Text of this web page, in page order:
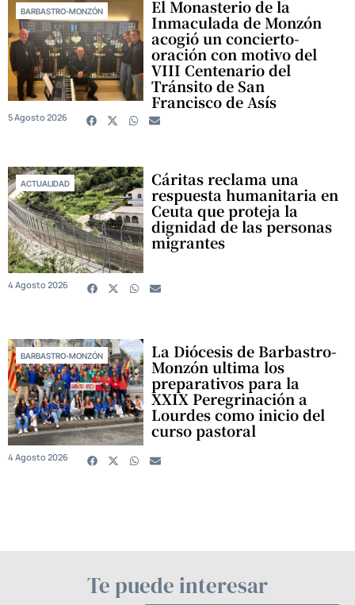
BARBASTRO-MONZÓN El Monasterio de la
Inmaculada de Monzón
acogió un concierto-
oración con motivo del
VIII Centenario del
Tránsito de San
Francisco de Asís
5 Agosto 2026
ACTUALIDAD Cáritas reclama una
respuesta humanitaria en
Ceuta que proteja la
dignidad de las personas
migrantes
4 Agosto 2026
BARBASTRO-MONZÓN La Diócesis de Barbastro-
Monzón ultima los
preparativos para la
XXIX Peregrinación a
Lourdes como inicio del
curso pastoral
4 Agosto 2026
Te puede interesar